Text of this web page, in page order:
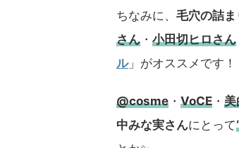
ちなみに、 毛穴の詰ま
さん ・ 小田切ヒロさん
ル」がオススメです！
@cosme ・ VoCE ・ 美
中みな実さんにとって